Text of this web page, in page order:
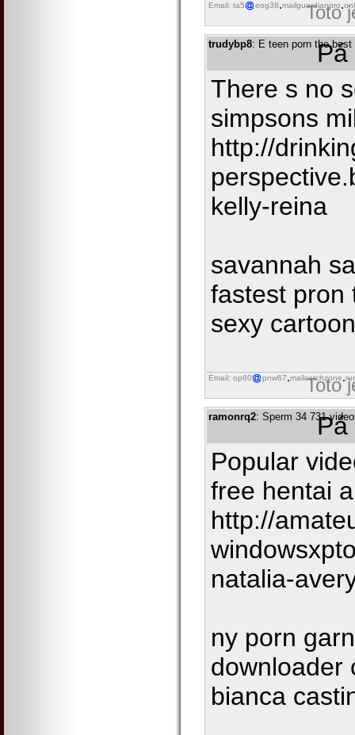
Email: ta5 eog38 mailguardianpro
Toto
trudybp8: E teen porn thePá
There s no
simpsons
http://
kelly-reina
savannah
fastest pron
sexy
Email: op60 pnw67 mailcatchzone
Toto
ramonrq2: Sperm 34 731Pá
Popular
free hentai
http://
natalia-
ny porn
downloader
bianca